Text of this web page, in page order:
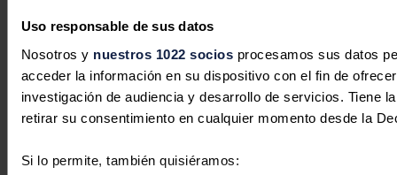
Uso responsable de sus datos
Nosotros y nuestros 1022 sociosprocesamos sus datos
acceder la información en su dispositivo con el fin de
investigación de audiencia y desarrollo de servicios. Tiene
retirar su consentimiento en cualquier momento desde la
Si lo permite, también quisiéramos: